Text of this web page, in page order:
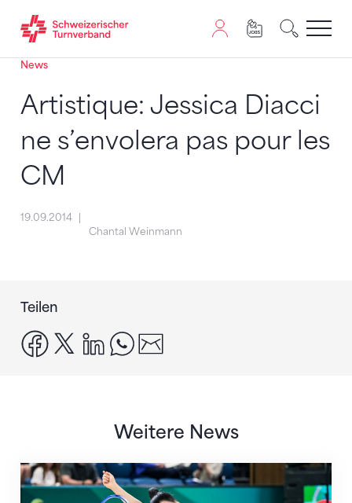
Zum Inhalt springen
Zur Sitemap navigieren
Zum Navigieren dieser Seite wird JavaScript benötigt.
News
Artistique: Jessica Diacci
ne s’envolera pas pour les
CM
19.09.2014
Chantal Weinmann
Teilen
facebook
x linkedinwhatsapp
Weitere News
Nächster Halt: Weltmeisterschaft